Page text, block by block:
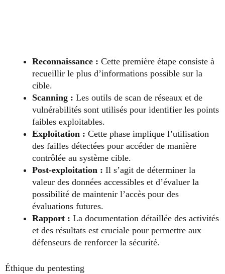
Reconnaissance : Cette première étape consiste à
recueillir le plus d’informations possible sur la
cible.
Scanning : Les outils de scan de réseaux et de
vulnérabilités sont utilisés pour identifier les points
faibles exploitables.
Exploitation : Cette phase implique l’utilisation
des failles détectées pour accéder de manière
contrôlée au système cible.
Post-exploitation : Il s’agit de déterminer la
valeur des données accessibles et d’évaluer la
possibilité de maintenir l’accès pour des
évaluations futures.
Rapport : La documentation détaillée des activités
et des résultats est cruciale pour permettre aux
défenseurs de renforcer la sécurité.
Éthique du pentesting